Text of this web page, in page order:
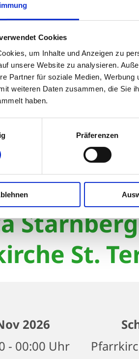
Cookies
um Inhalte und Anzeigen zu
unsere Website zu analysieren.
Partner für soziale Medien,
weiteren Daten zusammen, die Sie
haben.
Präferenzen
Starnberg "Freude" in
St.
2026
- 00:00 Uhr